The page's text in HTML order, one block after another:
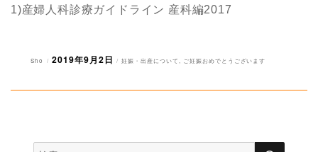
1)産婦人科診療ガイドライン 産科編2017
投
Sho
投
2019年9月2日
カ
妊娠・出産について ご妊娠おめでとうございます
検